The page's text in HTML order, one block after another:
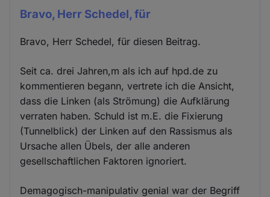
Bravo, Herr Schedel, für
Bravo, Herr Schedel, für diesen Beitrag.
Seit ca. drei Jahren,m als ich auf hpd.de zu
kommentieren begann, vertrete ich die Ansicht,
dass die Linken (als Strömung) die Aufklärung
verraten haben. Schuld ist m.E. die Fixierung
(Tunnelblick) der Linken auf den Rassismus als
Ursache allen Übels, der alle anderen
gesellschaftlichen Faktoren ignoriert.
Demagogisch-manipulativ genial war der Begriff